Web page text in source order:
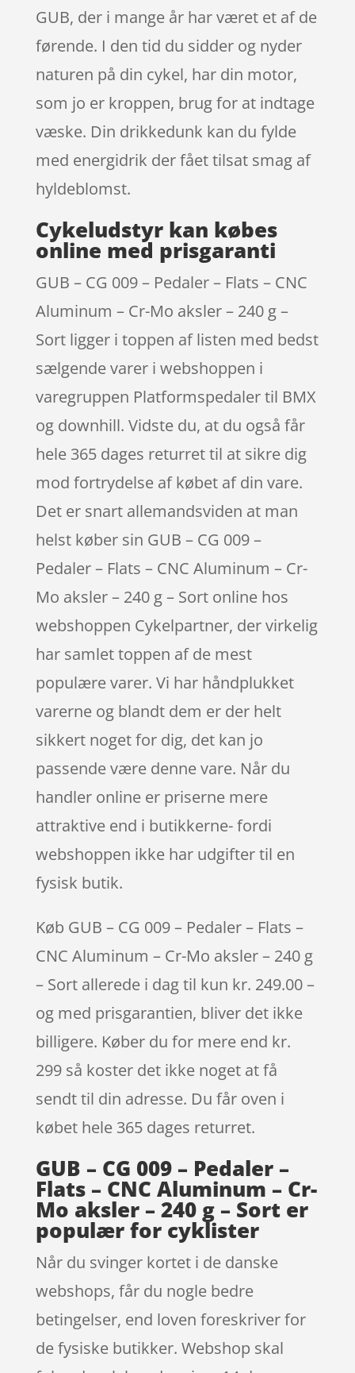
GUB, der i mange år har været et af de
førende. I den tid du sidder og nyder
naturen på din cykel, har din motor,
som jo er kroppen, brug for at indtage
væske. Din drikkedunk kan du fylde
med energidrik der fået tilsat smag af
hyldeblomst.
Cykeludstyr kan købes
online med prisgaranti
GUB – CG 009 – Pedaler – Flats – CNC
Aluminum – Cr-Mo aksler – 240 g –
Sort ligger i toppen af listen med bedst
sælgende varer i webshoppen i
varegruppen Platformspedaler til BMX
og downhill. Vidste du, at du også får
hele 365 dages returret til at sikre dig
mod fortrydelse af købet af din vare.
Det er snart allemandsviden at man
helst køber sin GUB – CG 009 –
Pedaler – Flats – CNC Aluminum – Cr-
Mo aksler – 240 g – Sort online hos
webshoppen Cykelpartner, der virkelig
har samlet toppen af de mest
populære varer. Vi har håndplukket
varerne og blandt dem er der helt
sikkert noget for dig, det kan jo
passende være denne vare. Når du
handler online er priserne mere
attraktive end i butikkerne- fordi
webshoppen ikke har udgifter til en
fysisk butik.
Køb GUB – CG 009 – Pedaler – Flats –
CNC Aluminum – Cr-Mo aksler – 240 g
– Sort allerede i dag til kun kr. 249.00 –
og med prisgarantien, bliver det ikke
billigere. Køber du for mere end kr.
299 så koster det ikke noget at få
sendt til din adresse. Du får oven i
købet hele 365 dages returret.
GUB – CG 009 – Pedaler –
Flats – CNC Aluminum – Cr-
Mo aksler – 240 g – Sort er
populær for cyklister
Når du svinger kortet i de danske
webshops, får du nogle bedre
betingelser, end loven foreskriver for
de fysiske butikker. Webshop skal